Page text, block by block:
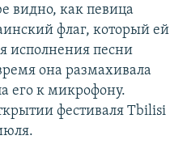
видно, как певица
флаг, который ей
исполнения песни
она размахивала
его к микрофону.
фестиваля Tbilisi